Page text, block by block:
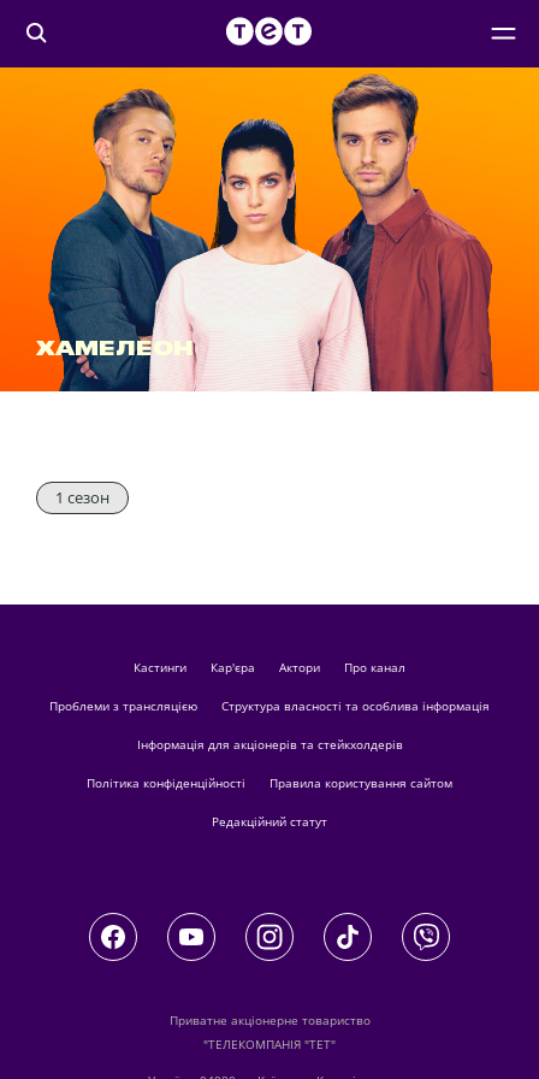
ХАМЕЛЕОН
1 сезон
кастинги Кар'єра актори Про канал
Проблеми з трансляцією Структура власності та особлива інформація
Інформація для акціонерів та стейкхолдерів
Політика конфіденційності Правила користування сайтом
Редакційний статут
Приватне акціонерне товариство
"ТЕЛЕКОМПАНІЯ "ТЕТ"